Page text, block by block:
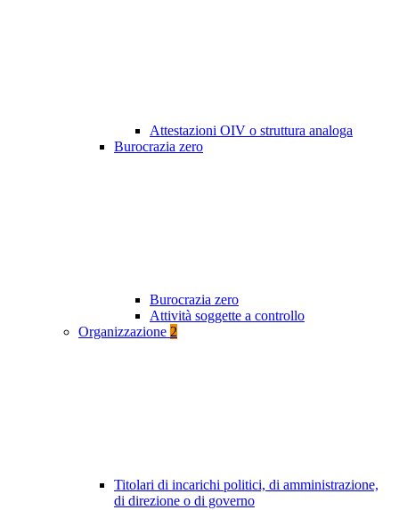
Attestazioni OIV o struttura analoga
Burocrazia zero
Burocrazia zero
Attività soggette a controllo
Organizzazione 2
Titolari di incarichi politici, di amministrazione,
di direzione o di governo